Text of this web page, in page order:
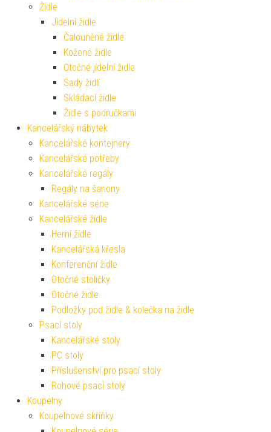
Židle
Jídelní židle
Čalouněné židle
Kožené židle
Otočné jídelní židle
Sady židlí
Skládací židle
Židle s područkami
Kancelářský nábytek
Kancelářské kontejnery
Kancelářské potřeby
Kancelářské regály
Regály na šanony
Kancelářské série
Kancelářské židle
Herní židle
Kancelářská křesla
Konferenční židle
Otočné stoličky
Otočné židle
Podložky pod židle & kolečka na židle
Psací stoly
Kancelářské stoly
PC stoly
Příslušenství pro psací stoly
Rohové psací stoly
Koupelny
Koupelnové skříňky